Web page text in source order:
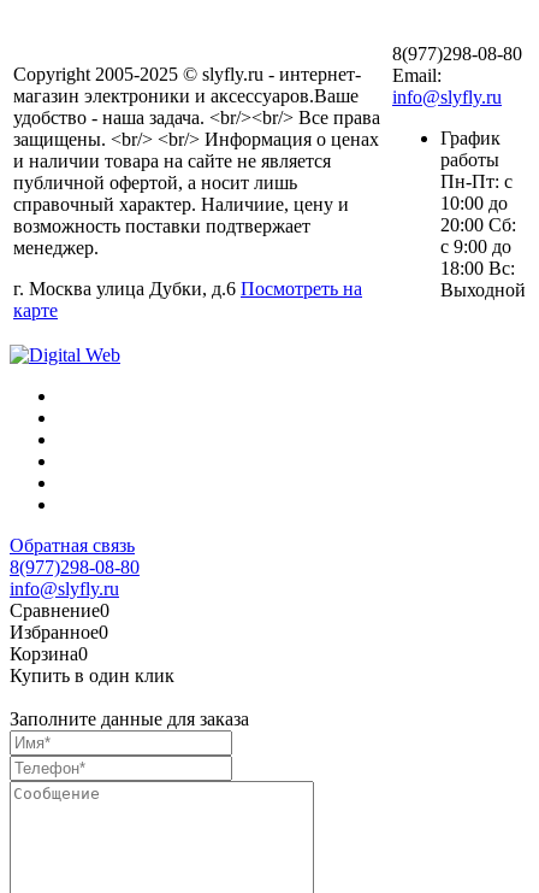
Copyright 2005-2025 © slyfly.ru - интернет-
магазин электроники и аксессуаров.Ваше
удобство - наша задача. <br/><br/> Все права
защищены. <br/> <br/> Информация о ценах
и наличии товара на сайте не является
публичной офертой, а носит лишь
справочный характер. Наличиие, цену и
возможность поставки подтвержает
менеджер.
г. Москва улица Дубки, д.6 Посмотреть на
карте
8(977)298-08-80
Email:
info@slyfly.ru
График
работы
Пн-Пт: с
10:00 до
20:00 Сб:
с 9:00 до
18:00 Вс:
Выходной
Обратная связь
8(977)298-08-80
info@slyfly.ru
Сравнение0
Избранное0
Корзина0
Купить в один клик
Заполните данные для заказа